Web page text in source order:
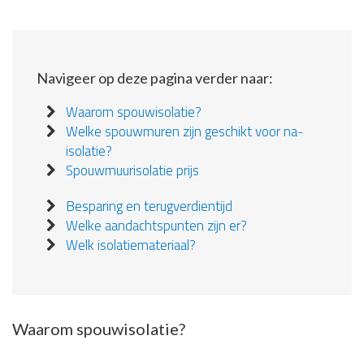
Navigeer op deze pagina verder naar:
Waarom spouwisolatie?
Welke spouwmuren zijn geschikt voor na-
isolatie?
Spouwmuurisolatie prijs
Besparing en terugverdientijd
Welke aandachtspunten zijn er?
Welk isolatiemateriaal?
Waarom spouwisolatie?